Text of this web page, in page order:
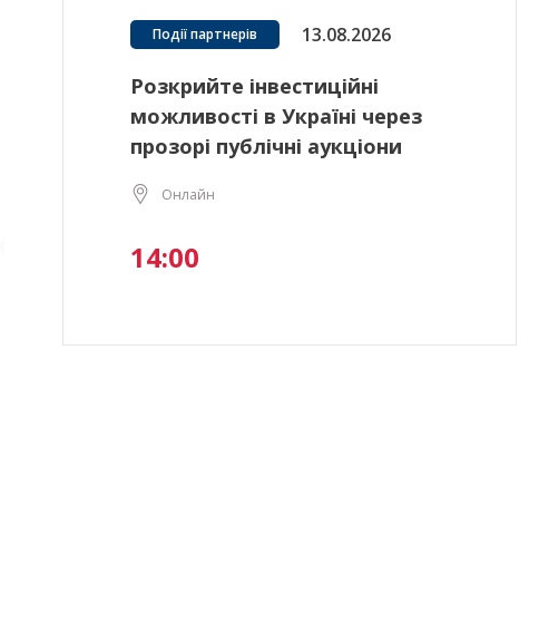
Події партнерів 13.08.2026
Розкрийте інвестиційні
можливості в Україні через
прозорі публічні аукціони
Онлайн
14:00